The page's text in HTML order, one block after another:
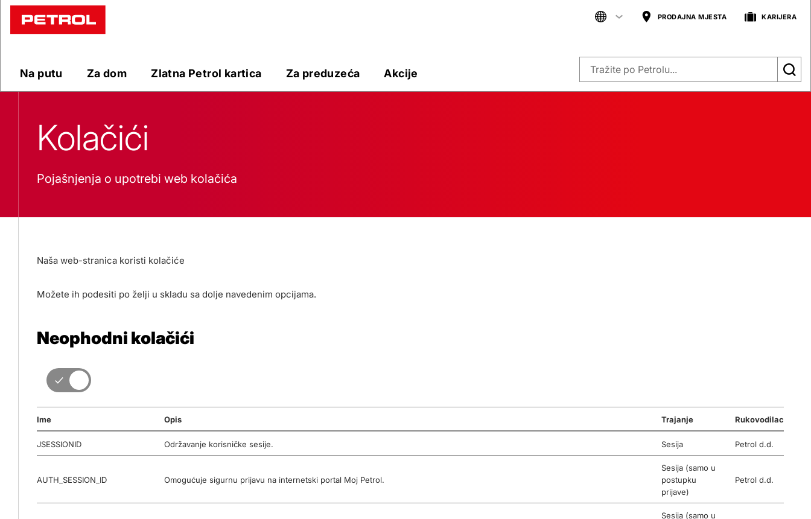
Kolacici
Na putu Za dom Zlatna Petrol kartica Za preduzeća Akcije
PRODAJNA MJESTA KARIJERA
Kolačići
Pojašnjenja o upotrebi web kolačića
Naša web-stranica koristi kolačiće
Možete ih podesiti po želji u skladu sa dolje navedenim opcijama.
Neophodni kolačići
Ime Opis Trajanje Rukovodilac
JSESSIONID Održavanje korisničke sesije. Sesija Petrol d.d.
AUTH_SESSION_ID Omogućuje sigurnu prijavu na internetski portal Moj Petrol.
Sesija (samo u
postupku
prijave)
Petrol d.d.
Sesija (samo u